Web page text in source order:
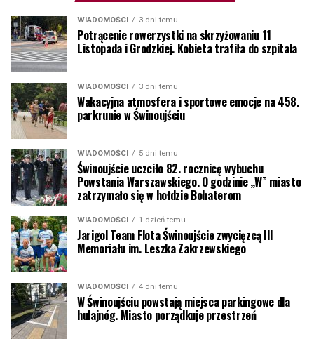
WIADOMOŚCI 3 dni temu
Potrącenie rowerzystki na skrzyżowaniu 11
Listopada i Grodzkiej. Kobieta trafiła do szpitala
WIADOMOŚCI 3 dni temu
Wakacyjna atmosfera i sportowe emocje na 458.
parkrunie w Świnoujściu
WIADOMOŚCI 5 dni temu
Świnoujście uczciło 82. rocznicę wybuchu
Powstania Warszawskiego. O godzinie „W” miasto
zatrzymało się w hołdzie Bohaterom
WIADOMOŚCI 1 dzień temu
Jarigol Team Flota Świnoujście zwycięzcą III
Memoriału im. Leszka Zakrzewskiego
WIADOMOŚCI 4 dni temu
W Świnoujściu powstają miejsca parkingowe dla
hulajnóg. Miasto porządkuje przestrzeń